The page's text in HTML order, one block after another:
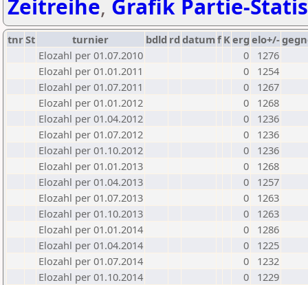
Zeitreihe, Grafik Partie-
tnrSt turnier bdld rd datumf Kerg elo+/-
Elozahl per 01.07.2010
0
1276
Elozahl per 01.01.2011
0
1254
Elozahl per 01.07.2011
0
1267
Elozahl per 01.01.2012
0
1268
Elozahl per 01.04.2012
0
1236
Elozahl per 01.07.2012
0
1236
Elozahl per 01.10.2012
0
1236
Elozahl per 01.01.2013
0
1268
Elozahl per 01.04.2013
0
1257
Elozahl per 01.07.2013
0
1263
Elozahl per 01.10.2013
0
1263
Elozahl per 01.01.2014
0
1286
Elozahl per 01.04.2014
0
1225
Elozahl per 01.07.2014
0
1232
Elozahl per 01.10.2014
0
1229